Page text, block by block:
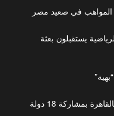
المواهب في صعيد مصر
يستقبلون بعثة
بمشاركة 18 دولة